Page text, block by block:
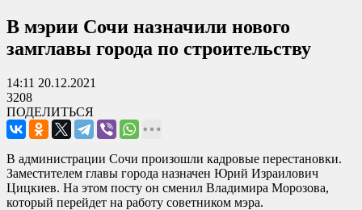
В мэрии Сочи назначили нового
замглавы города по строительству
14:11 20.12.2021
3208
ПОДЕЛИТЬСЯ
В администрации Сочи произошли кадровые перестановки.
Заместителем главы города назначен Юрий Израилович
Цицкиев. На этом посту он сменил Владимира Морозова,
который перейдет на работу советником мэра.